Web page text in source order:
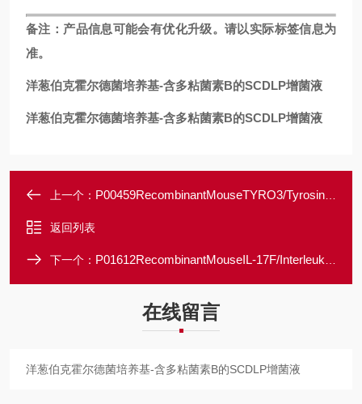
备注 ： 产品信息可能会有优化升级。请以实际标签信息为
准。
洋葱伯克霍尔德菌培养基-含多粘菌素B的SCDLP增菌液
洋葱伯克霍尔德菌培养基-含多粘菌素B的SCDLP增菌液
上一个： P00459RecombinantMouseTYRO3/Tyrosine-proteinkinasereceptorTYRO3
返回列表
下一个： P01612RecombinantMouseIL-17F/Interleukin-17F
在线留言